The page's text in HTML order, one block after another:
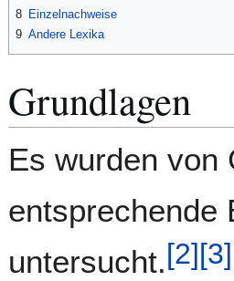
8 Einzelnachweise
9 Andere Lexika
Grundlagen
Es wurden von
entsprechende
untersucht.[2][3]